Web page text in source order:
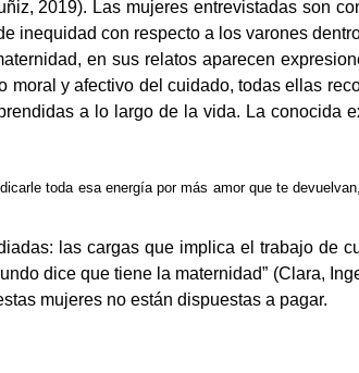
2019). Las mujeres entrevistadas son
inequidad con respecto a los varones
en sus relatos aparecen
y afectivo del cuidado, todas ellas
a lo largo de la vida. La conocida
toda esa energía por más amor que te
las cargas que implica el trabajo de
dice que tiene la maternidad” (Clara,
mujeres no están dispuestas a pagar.